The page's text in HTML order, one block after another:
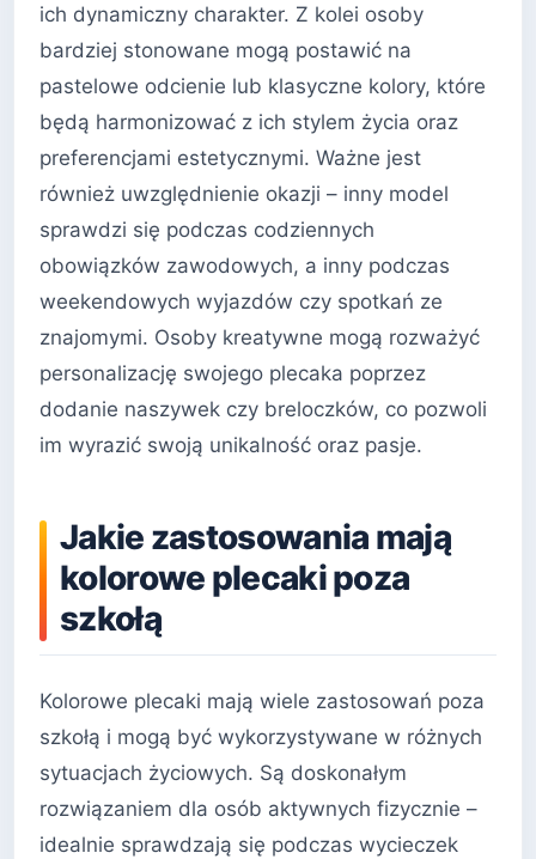
ich dynamiczny charakter. Z kolei osoby
bardziej stonowane mogą postawić na
pastelowe odcienie lub klasyczne kolory, które
będą harmonizować z ich stylem życia oraz
preferencjami estetycznymi. Ważne jest
również uwzględnienie okazji – inny model
sprawdzi się podczas codziennych
obowiązków zawodowych, a inny podczas
weekendowych wyjazdów czy spotkań ze
znajomymi. Osoby kreatywne mogą rozważyć
personalizację swojego plecaka poprzez
dodanie naszywek czy breloczków, co pozwoli
im wyrazić swoją unikalność oraz pasje.
Jakie zastosowania mają
kolorowe plecaki poza
szkołą
Kolorowe plecaki mają wiele zastosowań poza
szkołą i mogą być wykorzystywane w różnych
sytuacjach życiowych. Są doskonałym
rozwiązaniem dla osób aktywnych fizycznie –
idealnie sprawdzają się podczas wycieczek